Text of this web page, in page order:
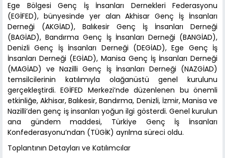
Ege Bölgesi Genç İş İnsanları Dernekleri Federasyonu
(EGİFED), bünyesinde yer alan Akhisar Genç İş İnsanları
Derneği (AKGİAD), Balıkesir Genç İş İnsanları Derneği
(BAGİAD), Bandırma Genç İş İnsanları Derneği (BANGİAD),
Denizli Genç İş İnsanları Derneği (DEGİAD), Ege Genç İş
İnsanları Derneği (EGİAD), Manisa Genç İş İnsanları Derneği
(MAGİAD) ve Nazilli Genç İş İnsanları Derneği (NAZGİAD)
temsilcilerinin katılımıyla olağanüstü genel kurulunu
gerçekleştirdi. EGİFED Merkezi’nde düzenlenen bu önemli
etkinliğe, Akhisar, Balıkesir, Bandırma, Denizli, İzmir, Manisa ve
Nazilli’den genç iş insanları yoğun ilgi gösterdi. Genel kurulun
ana gündem maddesi, Türkiye Genç İş İnsanları
Konfederasyonu’ndan (TÜGİK) ayrılma süreci oldu.
Toplantının Detayları ve Katılımcılar